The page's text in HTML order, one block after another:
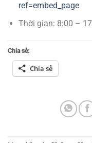
ref=embed_page
Thời gian: 8:00 –
Chia sẻ:
Chia sẻ